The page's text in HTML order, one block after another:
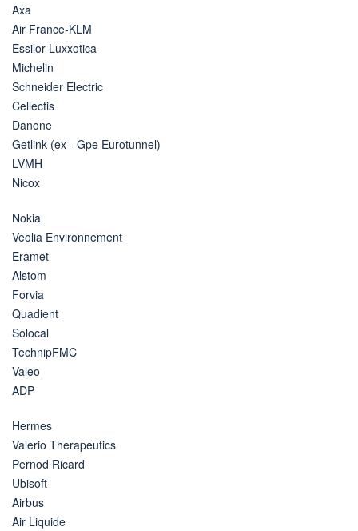
Axa
Air France-KLM
Essilor Luxxotica
Michelin
Schneider Electric
Cellectis
Danone
Getlink (ex - Gpe Eurotunnel)
LVMH
Nicox
Nokia
Veolia Environnement
Eramet
Alstom
Forvia
Quadient
Solocal
TechnipFMC
Valeo
ADP
Hermes
Valerio Therapeutics
Pernod Ricard
Ubisoft
Airbus
Air Liquide